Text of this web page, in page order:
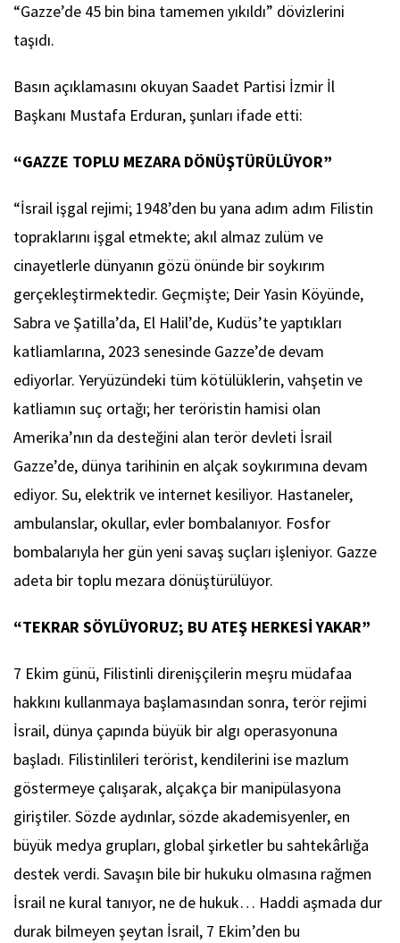
“Gazze’de 45 bin bina tamemen yıkıldı” dövizlerini
taşıdı.
Basın açıklamasını okuyan Saadet Partisi İzmir İl
Başkanı Mustafa Erduran, şunları ifade etti:
“GAZZE TOPLU MEZARA DÖNÜŞTÜRÜLÜYOR”
“İsrail işgal rejimi; 1948’den bu yana adım adım Filistin
topraklarını işgal etmekte; akıl almaz zulüm ve
cinayetlerle dünyanın gözü önünde bir soykırım
gerçekleştirmektedir. Geçmişte; Deir Yasin Köyünde,
Sabra ve Şatilla’da, El Halil’de, Kudüs’te yaptıkları
katliamlarına, 2023 senesinde Gazze’de devam
ediyorlar. Yeryüzündeki tüm kötülüklerin, vahşetin ve
katliamın suç ortağı; her teröristin hamisi olan
Amerika’nın da desteğini alan terör devleti İsrail
Gazze’de, dünya tarihinin en alçak soykırımına devam
ediyor. Su, elektrik ve internet kesiliyor. Hastaneler,
ambulanslar, okullar, evler bombalanıyor. Fosfor
bombalarıyla her gün yeni savaş suçları işleniyor. Gazze
adeta bir toplu mezara dönüştürülüyor.
“TEKRAR SÖYLÜYORUZ; BU ATEŞ HERKESİ YAKAR”
7 Ekim günü, Filistinli direnişçilerin meşru müdafaa
hakkını kullanmaya başlamasından sonra, terör rejimi
İsrail, dünya çapında büyük bir algı operasyonuna
başladı. Filistinlileri terörist, kendilerini ise mazlum
göstermeye çalışarak, alçakça bir manipülasyona
giriştiler. Sözde aydınlar, sözde akademisyenler, en
büyük medya grupları, global şirketler bu sahtekârlığa
destek verdi. Savaşın bile bir hukuku olmasına rağmen
İsrail ne kural tanıyor, ne de hukuk… Haddi aşmada dur
durak bilmeyen şeytan İsrail, 7 Ekim’den bu